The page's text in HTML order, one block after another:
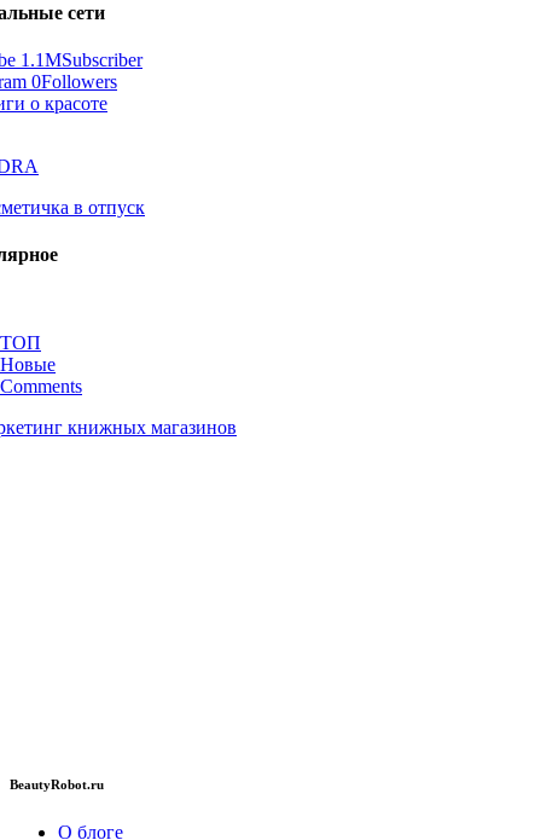
сети
1.1MSubscriber
0Followers
ТОП
Новые
Comments
BeautyRobot.ru
О блоге